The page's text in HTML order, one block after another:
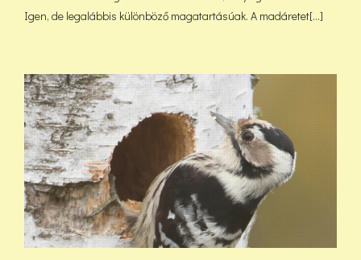
Igen, de legalábbis különböző magatartásúak. A madáretet[...]